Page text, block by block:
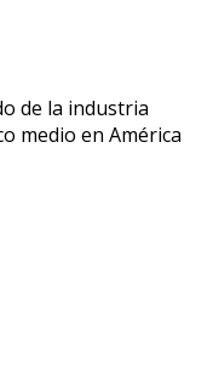
de la industria
medio en América